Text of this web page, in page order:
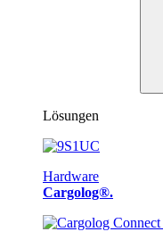
Lösungen
Hardware
Cargolog®.